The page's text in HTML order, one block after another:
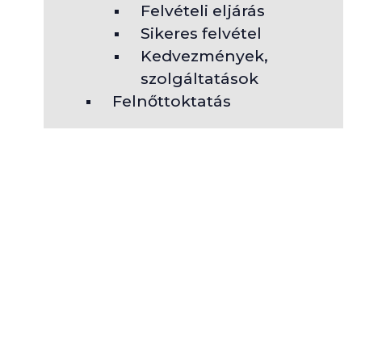
Felvételi eljárás
Sikeres felvétel
Kedvezmények,
szolgáltatások
Felnőttoktatás